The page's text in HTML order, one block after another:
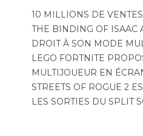
10 MILLIONS DE
THE BINDING OF ISAAC
DROIT À SON MODE
LEGO FORTNITE
MULTIJOUEUR EN
STREETS OF ROGUE 2
LES SORTIES DU SPLIT